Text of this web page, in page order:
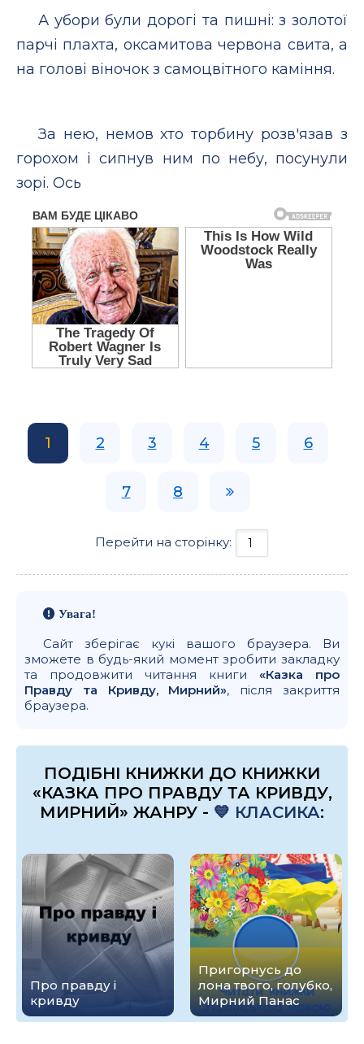
А убори були дорогі та пишні: з золотої
парчі плахта, оксамитова червона свита, а
на голові віночок з самоцвітного каміння.
За нею, немов хто торбину розв'язав з
горохом і сипнув ним по небу, посунули
зорі. Ось
1 2 3 4 5 6
7 8
Перейти на сторінку:
Увага!
Сайт зберігає кукі вашого браузера. Ви
зможете в будь-який момент зробити закладку
та продовжити читання книги «Казка про
Правду та Кривду, Мирний», після закриття
браузера.
ПОДІБНІ КНИЖКИ ДО КНИЖКИ
«КАЗКА ПРО ПРАВДУ ТА КРИВДУ,
МИРНИЙ» ЖАНРУ - 💙 КЛАСИКА:
Про правду і
кривду
Пригорнусь до
лона твого, голубко,
Мирний Панас